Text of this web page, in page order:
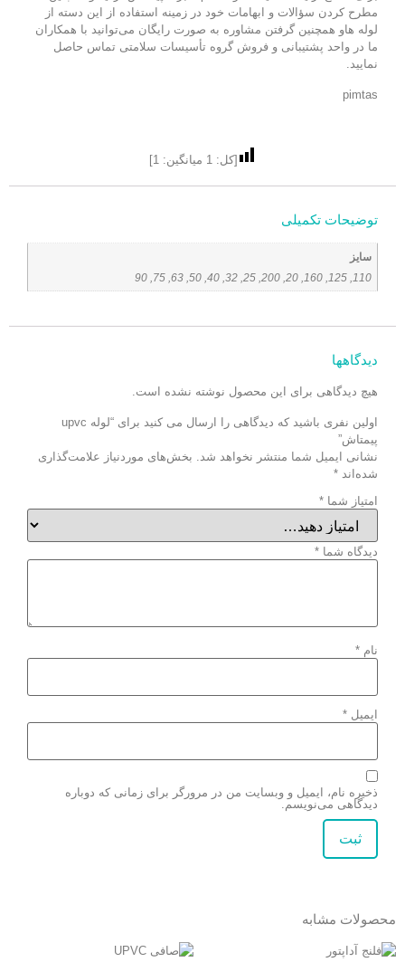
مطرح کردن سؤالات و ابهامات خود در زمینه استفاده از این دسته از
لوله هاو همچنین گرفتن مشاوره به صورت رایگان می‌توانید با همکاران
ما در واحد پشتیبانی و فروش گروه تأسیسات سلامتی تماس حاصل
نمایید.
pimtas
[کل: 1 میانگین: 1
]
توضیحات تکمیلی
سایز
110, 125, 160, 20, 200, 25, 32, 40, 50, 63, 75, 90
دیدگاهها
هیچ دیدگاهی برای این محصول نوشته نشده است.
اولین نفری باشید که دیدگاهی را ارسال می کنید برای “لوله upvc
پیمتاش”
نشانی ایمیل شما منتشر نخواهد شد.
بخش‌های موردنیاز علامت‌گذاری
شده‌اند *
امتیاز شما *
دیدگاه شما *
نام *
ایمیل *
ذخیره نام، ایمیل و وبسایت من در مرورگر برای زمانی که دوباره
دیدگاهی می‌نویسم.
محصولات مشابه